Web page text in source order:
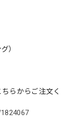
）
らからご注文く